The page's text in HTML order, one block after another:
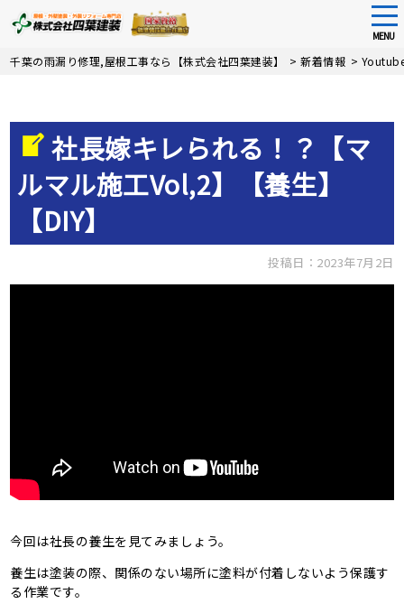
Skip
MENU
千葉の雨漏り修理,屋根工事なら【株式会社四葉建装】 >新着情報 >
社長嫁キレられる！？【マ
ルマル施工Vol,2】【養生】
【DIY】
投稿日：2023年7月2日
今回は社長の養生を見てみましょう。
養生は塗装の際、関係のない場所に塗料が付着しないよう保護す
る作業です。